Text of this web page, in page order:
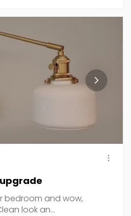
bedroom and wow,
look an...